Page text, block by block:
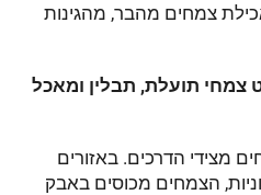
צמחים מהבר, מהגינות
צמחי תועלת, תבלין ומאכל
מצידי הדרכים. באזורים
הצמחים מכוסים באבק